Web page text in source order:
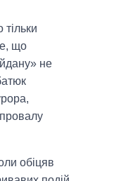
що
не
обіцяв